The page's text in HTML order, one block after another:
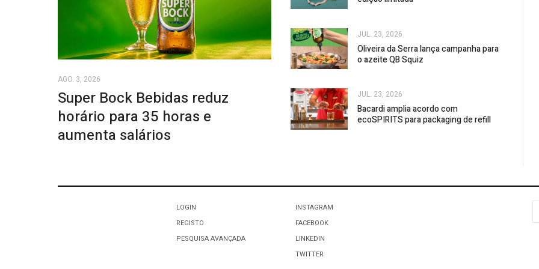
AGO. 3, 2026
Super Bock Bebidas reduz
horário para 35 horas e
aumenta salários
JUL. 23, 2026
Oliveira da Serra lança campanha para
o azeite QB Squiz
JUL. 23, 2026
Bacardi amplia acordo com
ecoSPIRITS para packaging de refill
LOGIN
REGISTO
PESQUISA AVANÇADA
INSTAGRAM
FACEBOOK
LINKEDIN
TWITTER